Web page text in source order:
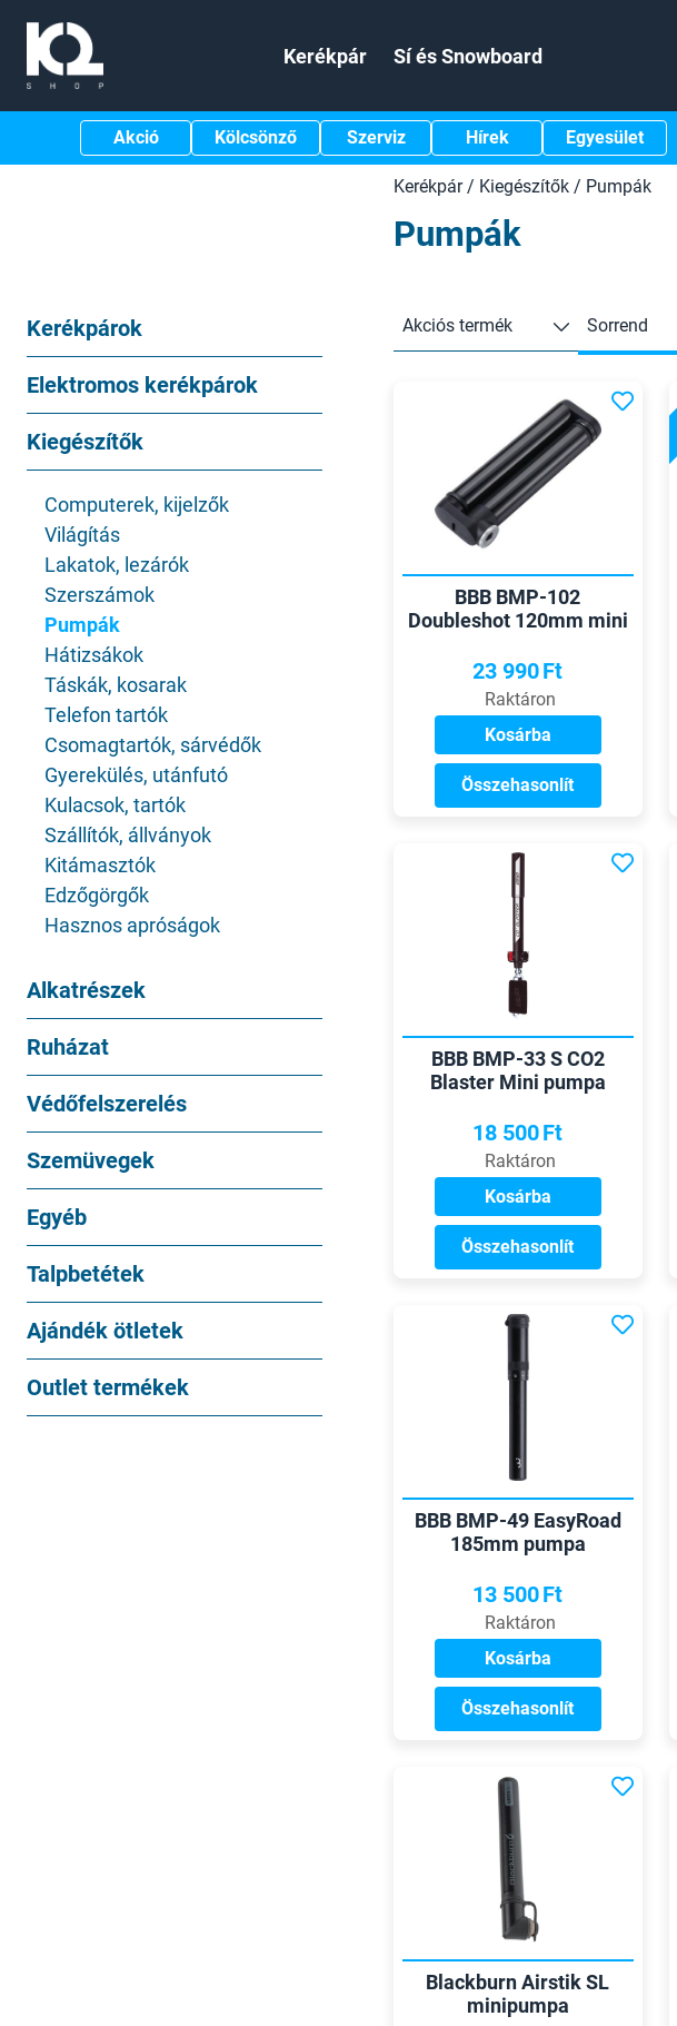
Kerékpár Sí és Snowboard
Akció Kölcsönző Szerviz Hírek Egyesület
Kerékpár / Kiegészítők / Pumpák
Pumpák
Kerékpárok
Elektromos kerékpárok
Kiegészítők
Computerek, kijelzők
Világítás
Lakatok, lezárók
Szerszámok
Pumpák
Hátizsákok
Táskák, kosarak
Telefon tartók
Csomagtartók, sárvédők
Gyerekülés, utánfutó
Kulacsok, tartók
Szállítók, állványok
Kitámasztók
Edzőgörgők
Hasznos apróságok
Alkatrészek
Ruházat
Védőfelszerelés
Szemüvegek
Egyéb
Talpbetétek
Ajándék ötletek
Outlet termékek
Akciós termék Sorrend
BBB BMP-102
Doubleshot 120mm mini
23 990Ft
Raktáron
Kosárba
Összehasonlít
BBB BMP-33 S CO2
Blaster Mini pumpa
18 500Ft
Raktáron
Kosárba
Összehasonlít
BBB BMP-49 EasyRoad
185mm pumpa
13 500Ft
Raktáron
Kosárba
Összehasonlít
Blackburn Airstik SL
minipumpa